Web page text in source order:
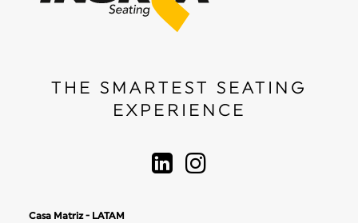
THE SMARTEST SEATING
EXPERIENCE
Casa Matriz - LATAM